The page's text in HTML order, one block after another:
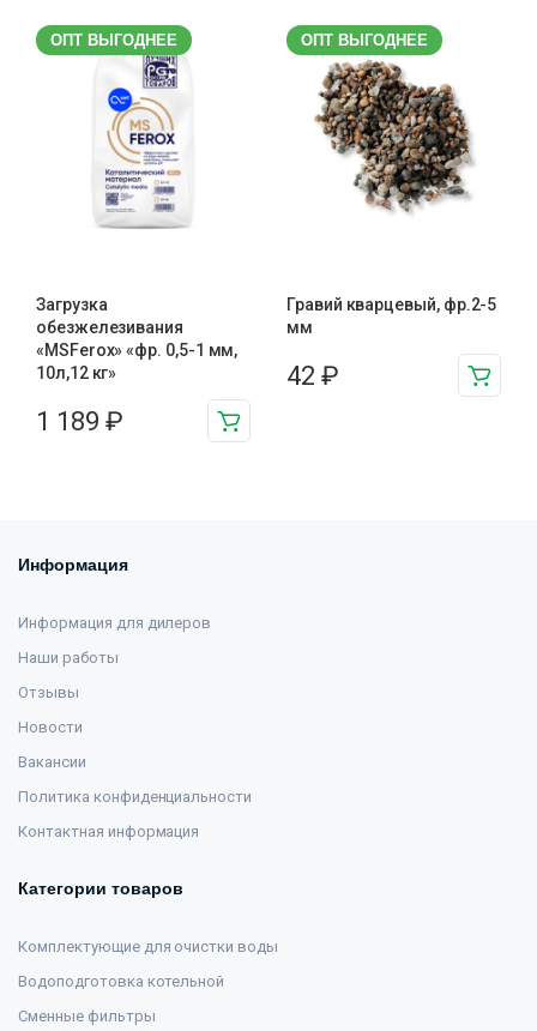
ОПТ ВЫГОДНЕЕ
Загрузка
обезжелезивания
«MSFerox» «фр. 0,5-1 мм,
10л,12 кг»
1 189 ₽
ОПТ ВЫГОДНЕЕ
Гравий кварцевый, фр.2-5
мм
42 ₽
Информация
Информация для дилеров
Наши работы
Отзывы
Новости
Вакансии
Политика конфиденциальности
Контактная информация
Категории товаров
Комплектующие для очистки воды
Водоподготовка котельной
Сменные фильтры